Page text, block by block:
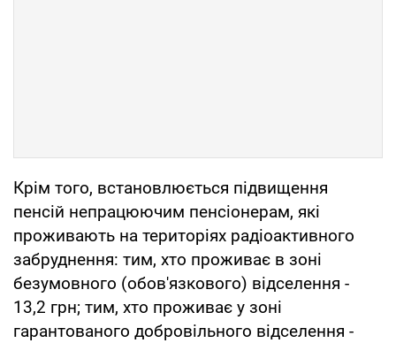
Крім того, встановлюється підвищення
пенсій непрацюючим пенсіонерам, які
проживають на територіях радіоактивного
забруднення: тим, хто проживає в зоні
безумовного (обов'язкового) відселення -
13,2 грн; тим, хто проживає у зоні
гарантованого добровільного відселення -